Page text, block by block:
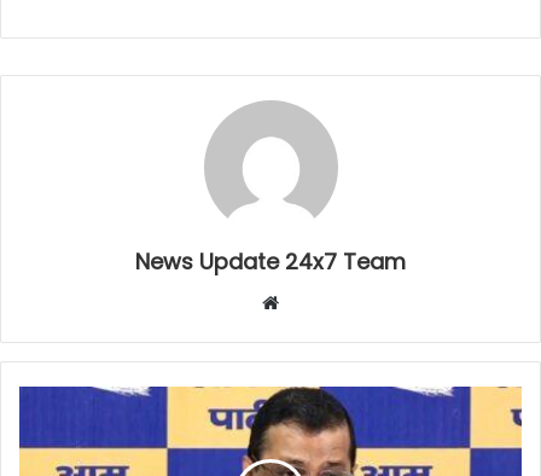
News Update 24x7 Team
Website